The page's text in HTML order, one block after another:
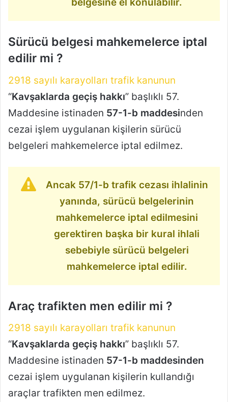
Sürücü belgesi mahkemelerce iptal
edilir mi ?
2918 sayılı karayolları trafik kanunun
“Kavşaklarda geçiş hakkı” başlıklı 57.
Maddesine istinaden 57-1-b maddesinden
cezai işlem uygulanan kişilerin sürücü
belgeleri mahkemelerce iptal edilmez.
Ancak 57/1-b trafik cezası ihlalinin
yanında, sürücü belgelerinin
mahkemelerce iptal edilmesini
gerektiren başka bir kural ihlali
sebebiyle sürücü belgeleri
mahkemelerce iptal edilir.
Araç trafikten men edilir mi ?
2918 sayılı karayolları trafik kanunun
“Kavşaklarda geçiş hakkı” başlıklı 57.
Maddesine istinaden 57-1-b maddesinden
cezai işlem uygulanan kişilerin kullandığı
araçlar trafikten men edilmez.